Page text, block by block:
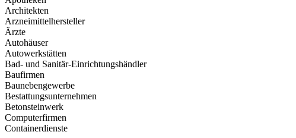
Architekten
Arzneimittelhersteller
Ärzte
Autohäuser
Autowerkstätten
Bad- und Sanitär-Einrichtungshändler
Baufirmen
Baunebengewerbe
Bestattungsunternehmen
Betonsteinwerk
Computerfirmen
Containerdienste